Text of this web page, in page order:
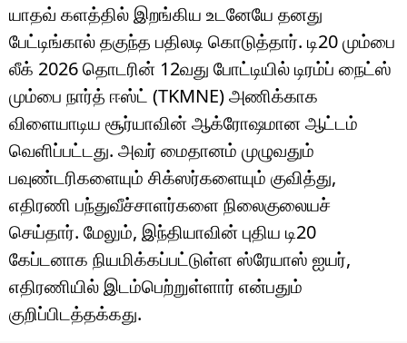
யாதவ் களத்தில் இறங்கிய உடனேயே தனது
பேட்டிங்கால் தகுந்த பதிலடி கொடுத்தார். டி20 மும்பை
லீக் 2026 தொடரின் 12வது போட்டியில் டிரம்ப் நைட்ஸ்
மும்பை நார்த் ஈஸ்ட் (TKMNE) அணிக்காக
விளையாடிய சூர்யாவின் ஆக்ரோஷமான ஆட்டம்
வெளிப்பட்டது. அவர் மைதானம் முழுவதும்
பவுண்டரிகளையும் சிக்ஸர்களையும் குவித்து,
எதிரணி பந்துவீச்சாளர்களை நிலைகுலையச்
செய்தார். மேலும், இந்தியாவின் புதிய டி20
கேப்டனாக நியமிக்கப்பட்டுள்ள ஸ்ரேயாஸ் ஐயர்,
எதிரணியில் இடம்பெற்றுள்ளார் என்பதும்
குறிப்பிடத்தக்கது.